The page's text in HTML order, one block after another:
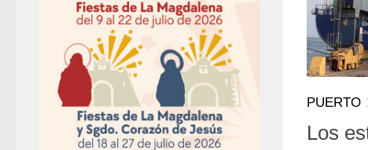
PUERTO
Los